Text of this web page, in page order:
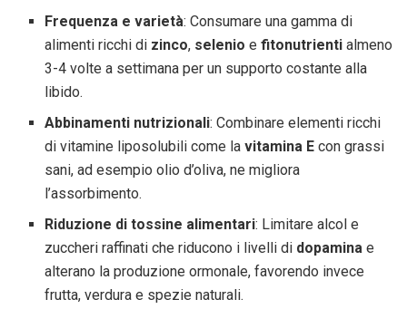
Frequenza e varietà: Consumare una gamma di
alimenti ricchi di zinco, selenio efitonutrienti almeno
3-4 volte a settimana per un supporto costante alla
libido.
Abbinamenti nutrizionali: Combinare elementi ricchi
di vitamine liposolubili come lavitamina E con grassi
sani, ad esempio olio d’oliva, ne migliora
l’assorbimento.
Riduzione di tossine alimentari: Limitare alcol e
zuccheri raffinati che riducono i livelli di dopamina e
alterano la produzione ormonale, favorendo invece
frutta, verdura e spezie naturali.